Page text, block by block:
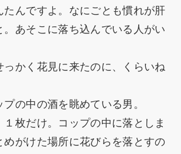
たんですよ。なにごとも慣れが肝
。あそこに落ち込んでいる人がい
っかく花見に来たのに、くらいね
の中の酒を眺めている男。
１枚だけ。コップの中に落としま
めがけた場所に花びらを落とすの